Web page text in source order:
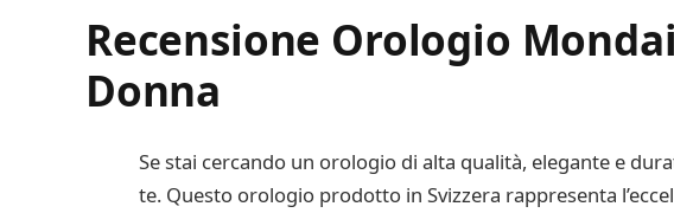
Recensione Orologio
Donna
Se stai cercando un orologio di alta qualità, elegante e
te. Questo orologio prodotto in Svizzera rappresenta